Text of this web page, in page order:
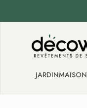
Decoweb
JARDINMAISON